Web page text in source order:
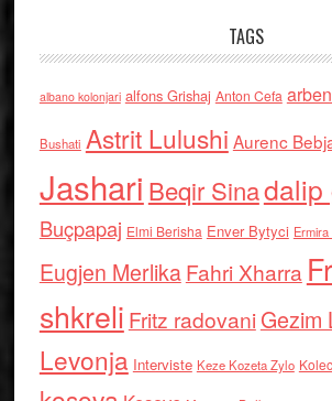
TAGS
albano kolonjari alfons Grishaj Anton Cefa
Bushati Astrit Lulushi Aurenc
Jashari Beqir Sinadalip
Buçpapaj Elmi Berisha Enver Bytyci
Eugjen MerlikaFahri Xharra
shkreli Fritz radovaniGezim
Levonja Interviste Keze Kozeta Zylo